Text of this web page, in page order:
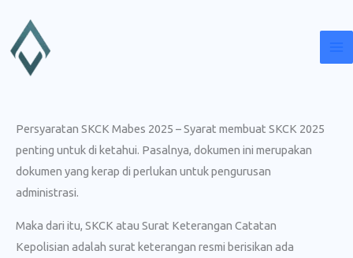
konten
Persyaratan SKCK Mabes 2025 – Syarat membuat SKCK 2025
penting untuk di ketahui. Pasalnya, dokumen ini merupakan
dokumen yang kerap di perlukan untuk pengurusan
administrasi.
Maka dari itu, SKCK atau Surat Keterangan Catatan
Kepolisian adalah surat keterangan resmi berisikan ada